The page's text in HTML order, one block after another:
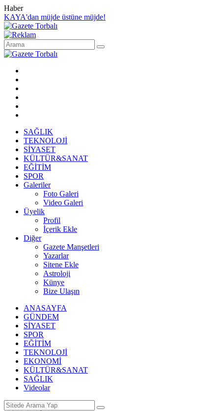
Haber
KAYA'dan müjde üstüne müjde!
SAĞLIK
TEKNOLOJİ
SİYASET
KÜLTÜR&SANAT
EĞİTİM
SPOR
Galeriler
Foto Galeri
Video Galeri
Üyelik
Profil
İçerik Ekle
Diğer
Gazete Manşetleri
Yazarlar
Sitene Ekle
Astroloji
Künye
Bize Ulaşın
ANASAYFA
GÜNDEM
SİYASET
SPOR
EĞİTİM
TEKNOLOJİ
EKONOMİ
KÜLTÜR&SANAT
SAĞLIK
Videolar